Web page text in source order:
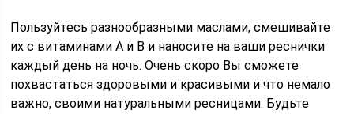
Пользуйтесь разнообразными маслами, смешивайте
их с витаминами A и B и наносите на ваши реснички
каждый день на ночь. Очень скоро Вы сможете
похвастаться здоровыми и красивыми и что немало
важно, своими натуральными ресницами. Будьте